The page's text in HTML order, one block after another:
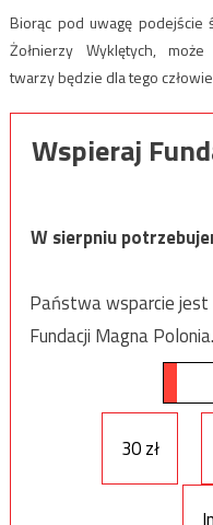
Biorąc pod uwagę
Żołnierzy Wyklętych,
twarzy będzie dla tego
Wspieraj
W sierpniu
Państwa wsparcie jest
Fundacji Magna Polonia.
30 zł